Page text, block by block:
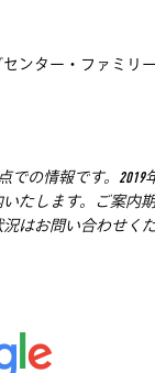
ンター・ファミリ
での情報です。2019
たします。ご案内
はお問い合わせくだ